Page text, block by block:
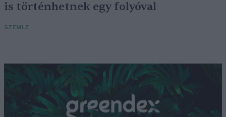
is történhetnek egy folyóval
SZEMLE